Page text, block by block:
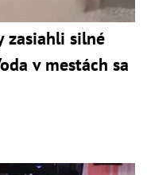
zasiahli silné
v mestách sa